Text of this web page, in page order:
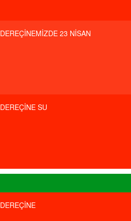
DEREÇİNEMİZDE 23 NİSAN
DEREÇİNE SU
DEREÇİNE